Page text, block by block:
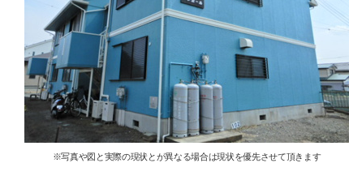
※写真や図と実際の現状とが異なる場合は現状を優先させて頂きます